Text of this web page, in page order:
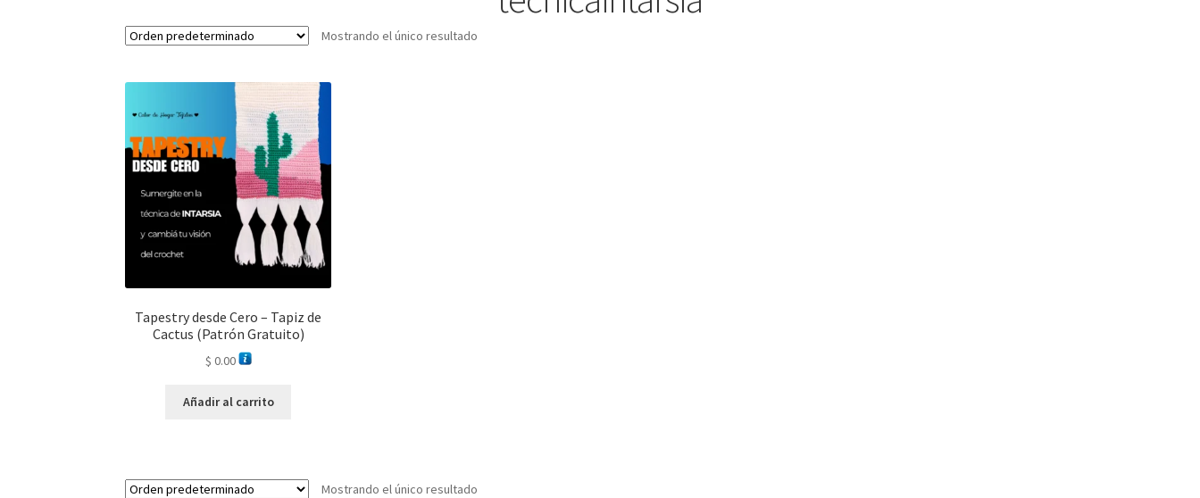
Mostrando el único resultado
Tapestry desde Cero – Tapiz de
Cactus (Patrón Gratuito)
$ 0.00
Añadir al carrito
Mostrando el único resultado